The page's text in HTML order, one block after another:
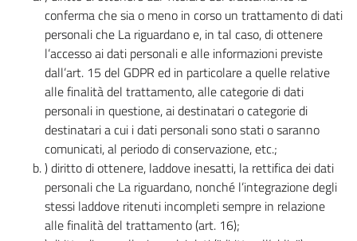
conferma che sia o meno in corso un trattamento di dati
personali che La riguardano e, in tal caso, di ottenere
l’accesso ai dati personali e alle informazioni previste
dall’art. 15 del GDPR ed in particolare a quelle relative
alle finalità del trattamento, alle categorie di dati
personali in questione, ai destinatari o categorie di
destinatari a cui i dati personali sono stati o saranno
comunicati, al periodo di conservazione, etc.;
) diritto di ottenere, laddove inesatti, la rettifica dei dati
personali che La riguardano, nonché l’integrazione degli
stessi laddove ritenuti incompleti sempre in relazione
alle finalità del trattamento (art. 16);